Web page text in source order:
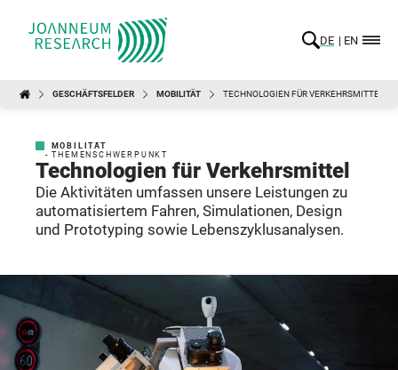
DE EN
GESCHÄFTSFELDER MOBILITÄT TECHNOLOGIEN FÜR VERKEHRSMITTEL
MOBILITÄT
- THEMENSCHWERPUNKT
Technologien für Verkehrsmittel
Die Aktivitäten umfassen unsere Leistungen zu
automatisiertem Fahren, Simulationen, Design
und Prototyping sowie Lebenszyklusanalysen.